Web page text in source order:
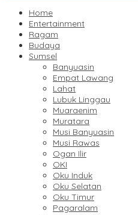
Home
Entertainment
Ragam
Budaya
Sumsel
Banyuasin
Empat Lawang
Lahat
Lubuk Linggau
Muaraenim
Muratara
Musi Banyuasin
Musi Rawas
Ogan Ilir
OKI
Oku Induk
Oku Selatan
Oku Timur
Pagaralam